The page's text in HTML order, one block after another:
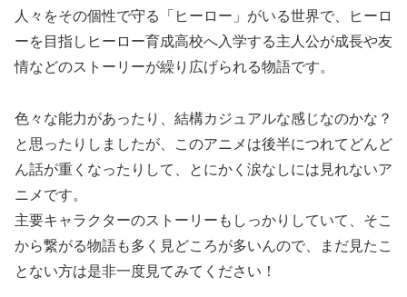
人々をその個性で守る「ヒーロー」がいる世界で、ヒーロ
ーを目指しヒーロー育成高校へ入学する主人公が成長や友
情などのストーリーが繰り広げられる物語です。
色々な能力があったり、結構カジュアルな感じなのかな？
と思ったりしましたが、このアニメは後半につれてどんど
ん話が重くなったりして、とにかく涙なしには見れないア
ニメです。
主要キャラクターのストーリーもしっかりしていて、そこ
から繋がる物語も多く見どころが多いんので、まだ見たこ
とない方は是非一度見てみてください！